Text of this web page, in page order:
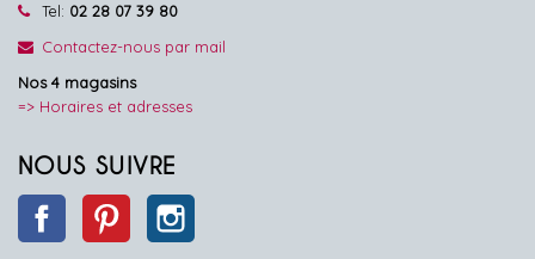
Tel: 02 28 07 39 80
Contactez-nous par mail
Nos 4 magasins
=> Horaires et adresses
NOUS SUIVRE
Facebook Pinterest